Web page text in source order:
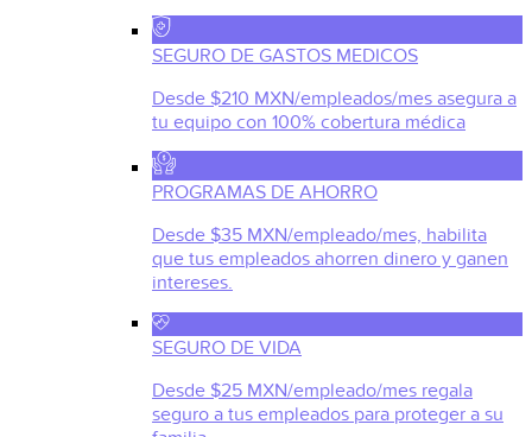
SEGURO DE GASTOS MEDICOS
Desde $210 MXN/empleados/mes asegura a
tu equipo con 100% cobertura médica
PROGRAMAS DE AHORRO
Desde $35 MXN/empleado/mes, habilita
que tus empleados ahorren dinero y ganen
intereses.
SEGURO DE VIDA
Desde $25 MXN/empleado/mes regala
seguro a tus empleados para proteger a su